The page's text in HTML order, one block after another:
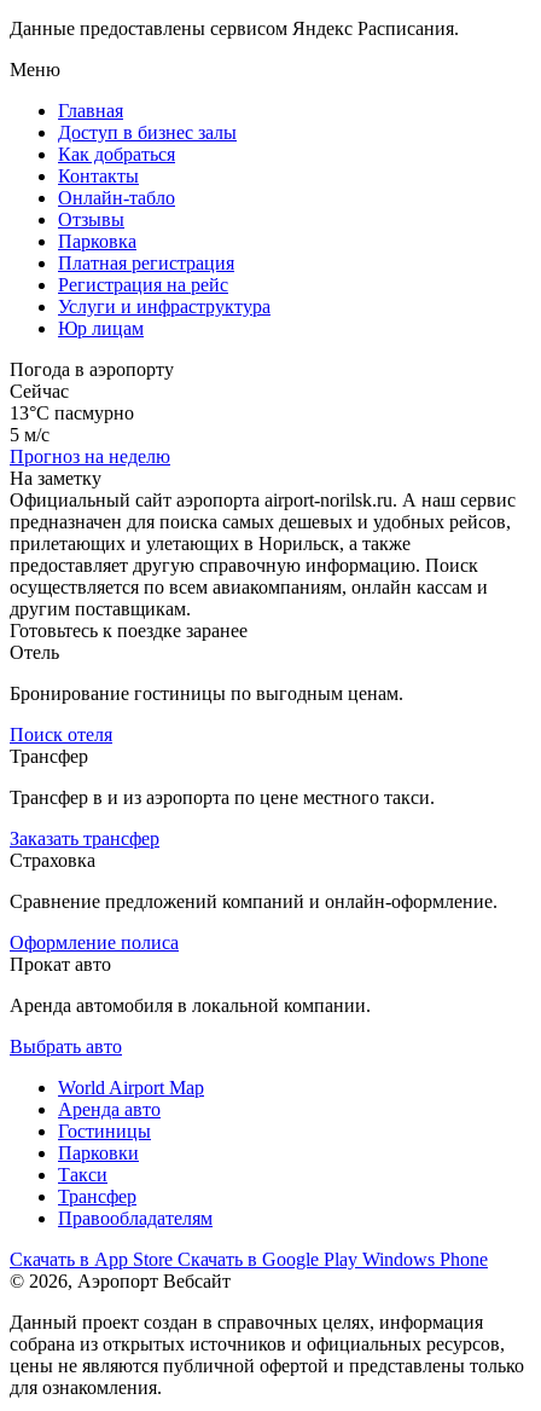
Данные предоставлены сервисом Яндекс Расписания.
Меню
Главная
Доступ в бизнес залы
Как добраться
Контакты
Онлайн-табло
Отзывы
Парковка
Платная регистрация
Регистрация на рейс
Услуги и инфраструктура
Юр лицам
Погода в аэропорту
Сейчас
13°C пасмурно
5 м/с
Прогноз на неделю
На заметку
Официальный сайт аэропорта airport-norilsk.ru. А наш сервис
предназначен для поиска самых дешевых и удобных рейсов,
прилетающих и улетающих в Норильск, а также
предоставляет другую справочную информацию. Поиск
осуществляется по всем авиакомпаниям, онлайн кассам и
другим поставщикам.
Готовьтесь к поездке заранее
Отель
Бронирование гостиницы по выгодным ценам.
Поиск отеля
Трансфер
Трансфер в и из аэропорта по цене местного такси.
Заказать трансфер
Страховка
Сравнение предложений компаний и онлайн-оформление.
Оформление полиса
Прокат авто
Аренда автомобиля в локальной компании.
Выбрать авто
World Airport Map
Аренда авто
Гостиницы
Парковки
Такси
Трансфер
Правообладателям
Скачать в App Store Скачать в Google Play Windows Phone
© 2026, Аэропорт Вебсайт
Данный проект создан в справочных целях, информация
собрана из открытых источников и официальных ресурсов,
цены не являются публичной офертой и представлены только
для ознакомления.